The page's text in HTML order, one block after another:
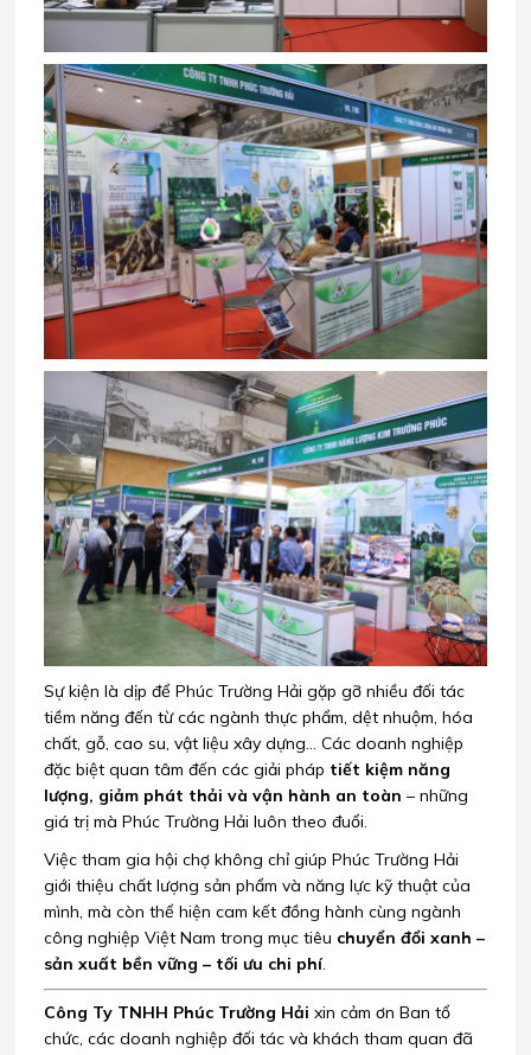
Sự kiện là dịp để Phúc Trường Hải gặp gỡ nhiều đối tác
tiềm năng đến từ các ngành thực phẩm, dệt nhuộm, hóa
chất, gỗ, cao su, vật liệu xây dựng… Các doanh nghiệp
đặc biệt quan tâm đến các giải pháp tiết kiệm năng
lượng, giảm phát thải và vận hành an toàn – những
giá trị mà Phúc Trường Hải luôn theo đuổi.
Việc tham gia hội chợ không chỉ giúp Phúc Trường Hải
giới thiệu chất lượng sản phẩm và năng lực kỹ thuật của
mình, mà còn thể hiện cam kết đồng hành cùng ngành
công nghiệp Việt Nam trong mục tiêu chuyển đổi xanh –
sản xuất bền vững – tối ưu chi phí.
Công Ty TNHH Phúc Trường Hải xin cảm ơn Ban tổ
chức, các doanh nghiệp đối tác và khách tham quan đã